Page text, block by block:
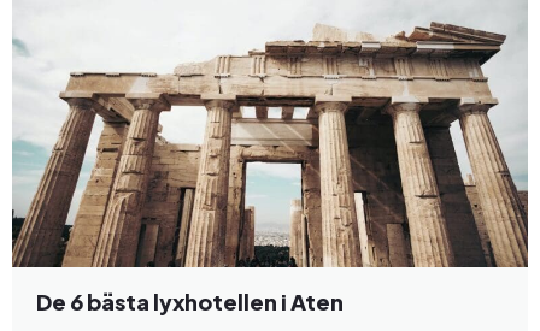
De 6 bästa lyxhotellen i Aten